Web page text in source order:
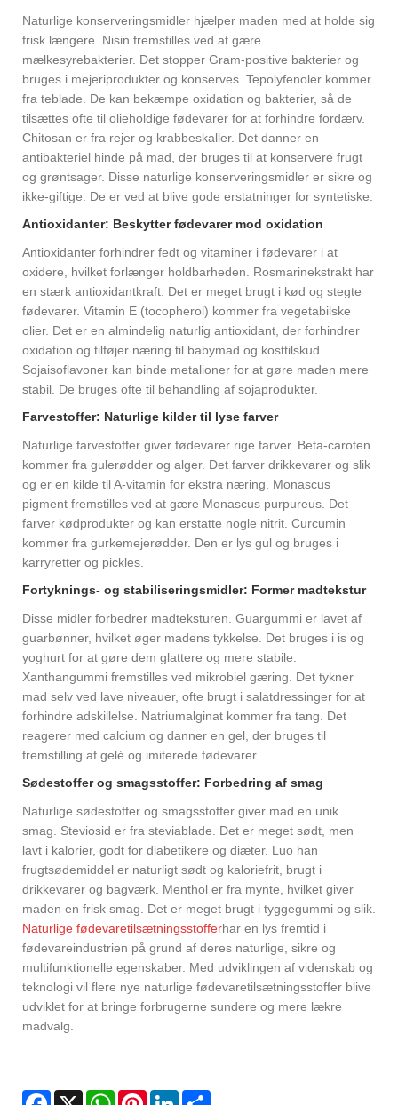
Naturlige konserveringsmidler hjælper maden med at holde sig
frisk længere. Nisin fremstilles ved at gære
mælkesyrebakterier. Det stopper Gram-positive bakterier og
bruges i mejeriprodukter og konserves. Tepolyfenoler kommer
fra teblade. De kan bekæmpe oxidation og bakterier, så de
tilsættes ofte til olieholdige fødevarer for at forhindre fordærv.
Chitosan er fra rejer og krabbeskaller. Det danner en
antibakteriel hinde på mad, der bruges til at konservere frugt
og grøntsager. Disse naturlige konserveringsmidler er sikre og
ikke-giftige. De er ved at blive gode erstatninger for syntetiske.
Antioxidanter: Beskytter fødevarer mod oxidation
Antioxidanter forhindrer fedt og vitaminer i fødevarer i at
oxidere, hvilket forlænger holdbarheden. Rosmarinekstrakt har
en stærk antioxidantkraft. Det er meget brugt i kød og stegte
fødevarer. Vitamin E (tocopherol) kommer fra vegetabilske
olier. Det er en almindelig naturlig antioxidant, der forhindrer
oxidation og tilføjer næring til babymad og kosttilskud.
Sojaisoflavoner kan binde metalioner for at gøre maden mere
stabil. De bruges ofte til behandling af sojaprodukter.
Farvestoffer: Naturlige kilder til lyse farver
Naturlige farvestoffer giver fødevarer rige farver. Beta-caroten
kommer fra gulerødder og alger. Det farver drikkevarer og slik
og er en kilde til A-vitamin for ekstra næring. Monascus
pigment fremstilles ved at gære Monascus purpureus. Det
farver kødprodukter og kan erstatte nogle nitrit. Curcumin
kommer fra gurkemejerødder. Den er lys gul og bruges i
karryretter og pickles.
Fortyknings- og stabiliseringsmidler: Former madtekstur
Disse midler forbedrer madteksturen. Guargummi er lavet af
guarbønner, hvilket øger madens tykkelse. Det bruges i is og
yoghurt for at gøre dem glattere og mere stabile.
Xanthangummi fremstilles ved mikrobiel gæring. Det tykner
mad selv ved lave niveauer, ofte brugt i salatdressinger for at
forhindre adskillelse. Natriumalginat kommer fra tang. Det
reagerer med calcium og danner en gel, der bruges til
fremstilling af gelé og imiterede fødevarer.
Sødestoffer og smagsstoffer: Forbedring af smag
Naturlige sødestoffer og smagsstoffer giver mad en unik
smag. Steviosid er fra steviablade. Det er meget sødt, men
lavt i kalorier, godt for diabetikere og diæter. Luo han
frugtsødemiddel er naturligt sødt og kaloriefrit, brugt i
drikkevarer og bagværk. Menthol er fra mynte, hvilket giver
maden en frisk smag. Det er meget brugt i tyggegummi og slik.
Naturlige fødevaretilsætningsstofferhar en lys fremtid i
fødevareindustrien på grund af deres naturlige, sikre og
multifunktionelle egenskaber. Med udviklingen af ​​videnskab og
teknologi vil flere nye naturlige fødevaretilsætningsstoffer blive
udviklet for at bringe forbrugerne sundere og mere lækre
madvalg.
Facebook
X WhatsAppPinterestLinkedIn